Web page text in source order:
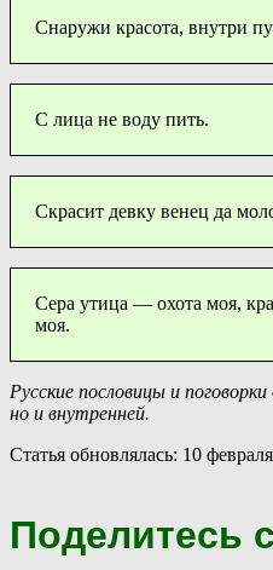
Снаружи красота, внутри
С лица не воду пить.
Скрасит девку венец да
Сера утица — охота моя,
моя.
Русские пословицы и
но и внутренней.
Статья обновлялась: 10
Поделитесь